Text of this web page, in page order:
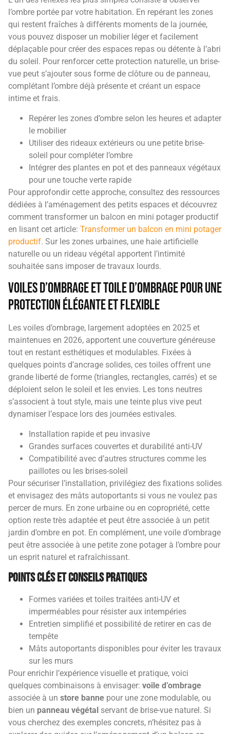
l’ombre portée par votre habitation. En repérant les zones
qui restent fraîches à différents moments de la journée,
vous pouvez disposer un mobilier léger et facilement
déplaçable pour créer des espaces repas ou détente à l’abri
du soleil. Pour renforcer cette protection naturelle, un brise-
vue peut s’ajouter sous forme de clôture ou de panneau,
complétant l’ombre déjà présente et créant un espace
intime et frais.
Repérer les zones d’ombre selon les heures et adapter
le mobilier
Utiliser des rideaux extérieurs ou une petite brise-
soleil pour compléter l’ombre
Intégrer des plantes en pot et des panneaux végétaux
pour une touche verte rapide
Pour approfondir cette approche, consultez des ressources
dédiées à l’aménagement des petits espaces et découvrez
comment transformer un balcon en mini potager productif
en lisant cet article: Transformer un balcon en mini potager
productif. Sur les zones urbaines, une haie artificielle
naturelle ou un rideau végétal apportent l’intimité
souhaitée sans imposer de travaux lourds.
Voiles d’ombrage et toile d’ombrage pour une
protection élégante et flexible
Les voiles d’ombrage, largement adoptées en 2025 et
maintenues en 2026, apportent une couverture généreuse
tout en restant esthétiques et modulables. Fixées à
quelques points d’ancrage solides, ces toiles offrent une
grande liberté de forme (triangles, rectangles, carrés) et se
déploient selon le soleil et les envies. Les tons neutres
s’associent à tout style, mais une teinte plus vive peut
dynamiser l’espace lors des journées estivales.
Installation rapide et peu invasive
Grandes surfaces couvertes et durabilité anti-UV
Compatibilité avec d’autres structures comme les
paillotes ou les brises-soleil
Pour sécuriser l’installation, privilégiez des fixations solides
et envisagez des mâts autoportants si vous ne voulez pas
percer de murs. En zone urbaine ou en copropriété, cette
option reste très adaptée et peut être associée à un petit
jardin d’ombre en pot. En complément, une voile d’ombrage
peut être associée à une petite zone potager à l’ombre pour
un esprit naturel et rafraîchissant.
Points clés et conseils pratiques
Formes variées et toiles traitées anti-UV et
imperméables pour résister aux intempéries
Entretien simplifié et possibilité de retirer en cas de
tempête
Mâts autoportants disponibles pour éviter les travaux
sur les murs
Pour enrichir l’expérience visuelle et pratique, voici
quelques combinaisons à envisager: voile d’ombrage
associée à un store banne pour une zone modulable, ou
bien un panneau végétal servant de brise-vue naturel. Si
vous cherchez des exemples concrets, n’hésitez pas à